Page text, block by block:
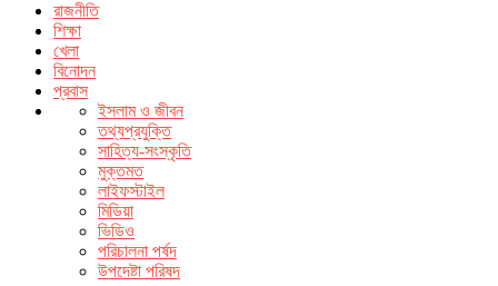
রাজনীতি
শিক্ষা
খেলা
বিনোদন
প্রবাস
ইসলাম ও জীবন
তথ্যপ্রযুক্তি
সাহিত্য-সংস্কৃতি
মুক্তমত
লাইফস্টাইল
মিডিয়া
ভিডিও
পরিচালনা পর্ষদ
উপদেষ্টা পরিষদ